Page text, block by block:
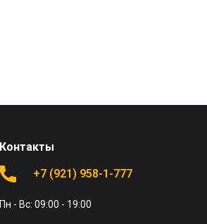
Контакты
+7 (921) 958-1-777
Пн - Вс: 09:00 - 19:00